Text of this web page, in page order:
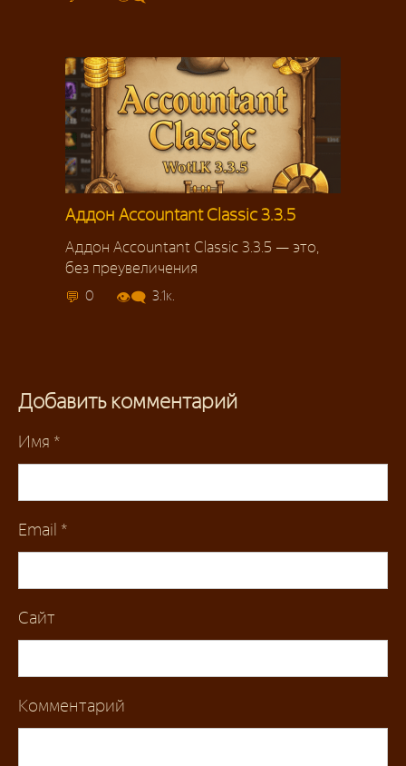
Аддон Accountant Classic 3.3.5
Аддон Accountant Classic 3.3.5 — это,
без преувеличения
0 3.1к.
Добавить комментарий
Имя *
Email *
Сайт
Комментарий